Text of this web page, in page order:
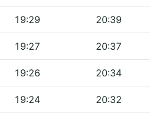
19:29 20:39
19:27 20:37
19:26 20:34
19:24 20:32